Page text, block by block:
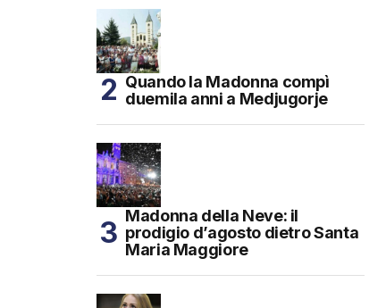
Quando la Madonna compì
duemila anni a Medjugorje
Madonna della Neve: il
prodigio d’agosto dietro Santa
Maria Maggiore